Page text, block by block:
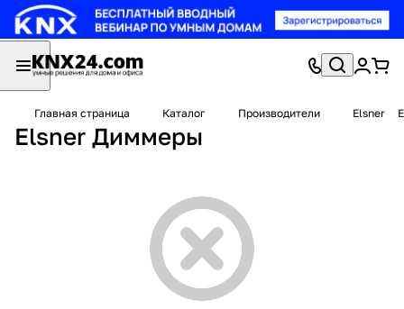
Главная страница Каталог Производители Elsner
Elsner Диммеры